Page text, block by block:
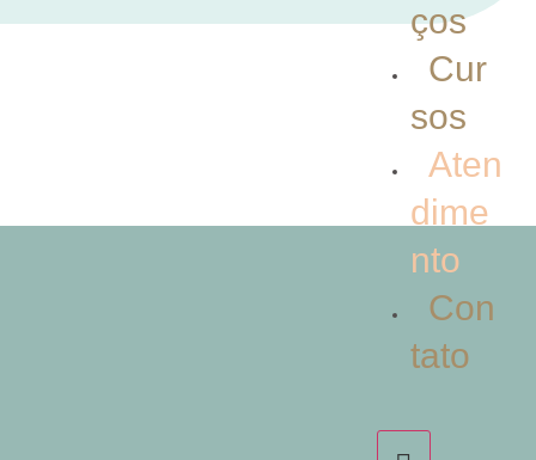
ços
Cur
sos
Aten
dime
nto
Con
tato